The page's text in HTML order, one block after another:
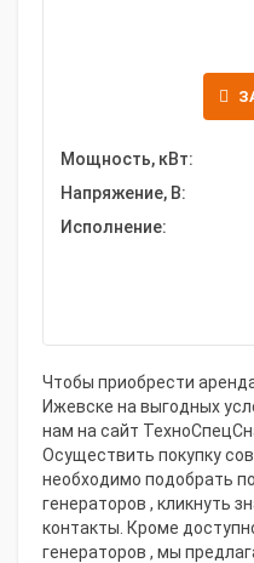
Мощность, кВт:
Напряжение, В:
Исполнение:
Чтобы приобрести
Ижевске на выгодных
нам на сайт
Осуществить покупку
необходимо подобрать
генераторов , кликнуть
контакты. Кроме
генераторов , мы